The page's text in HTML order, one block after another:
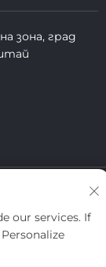
зона, град
Tongzhou
our services. If